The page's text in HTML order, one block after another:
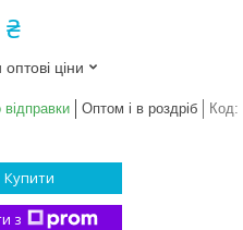
₴
ціни
відправки Оптом і в роздріб Код:
Купити
з